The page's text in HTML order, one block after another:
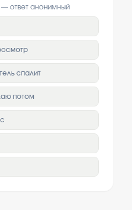
ответ анонимный
спалит
потом